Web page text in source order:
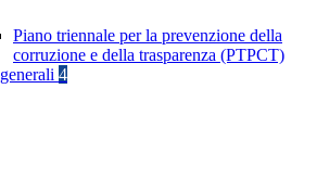
Piano triennale per la prevenzione della
corruzione e della trasparenza (PTPCT)
4